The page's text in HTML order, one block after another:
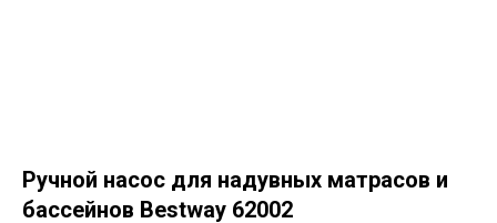
Ручной насос для надувных матрасов и
бассейнов Bestway 62002